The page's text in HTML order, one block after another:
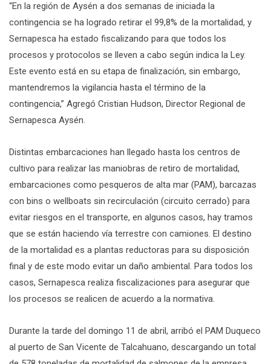
“En la región de Aysén a dos semanas de iniciada la
contingencia se ha logrado retirar el 99,8% de la mortalidad, y
Sernapesca ha estado fiscalizando para que todos los
procesos y protocolos se lleven a cabo según indica la Ley.
Este evento está en su etapa de finalización, sin embargo,
mantendremos la vigilancia hasta el término de la
contingencia,” Agregó Cristian Hudson, Director Regional de
Sernapesca Aysén.
Distintas embarcaciones han llegado hasta los centros de
cultivo para realizar las maniobras de retiro de mortalidad,
embarcaciones como pesqueros de alta mar (PAM), barcazas
con bins o wellboats sin recirculación (circuito cerrado) para
evitar riesgos en el transporte, en algunos casos, hay tramos
que se están haciendo vía terrestre con camiones. El destino
de la mortalidad es a plantas reductoras para su disposición
final y de este modo evitar un daño ambiental. Para todos los
casos, Sernapesca realiza fiscalizaciones para asegurar que
los procesos se realicen de acuerdo a la normativa.
Durante la tarde del domingo 11 de abril, arribó el PAM Duqueco
al puerto de San Vicente de Talcahuano, descargando un total